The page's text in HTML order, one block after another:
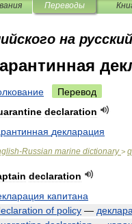
Переводы
на русский
Перевод
declaration
декларация
-Russian marine dictionary >
declaration
капитана
of policy —